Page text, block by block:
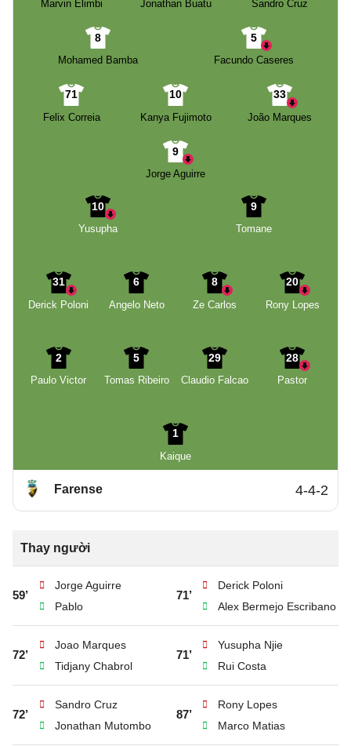
Marvin Elimbi Jonathan Buatu Sandro Cruz
8
Mohamed Bamba
5
Facundo Caseres
71
Felix Correia
10
Kanya Fujimoto
33
João Marques
9
Jorge Aguirre
10
Yusupha
9
Tomane
31
Derick Poloni
6
Angelo Neto
8
Ze Carlos
20
Rony Lopes
2
Paulo Victor
5
Tomas Ribeiro
29
Claudio Falcao
28
Pastor
1
Kaique
Farense 4-4-2
Thay người
59’
Jorge Aguirre
Pablo
71’
Derick Poloni
Alex Bermejo Escribano
72’
Joao Marques
Tidjany Chabrol
71’
Yusupha Njie
Rui Costa
72’
Sandro Cruz
Jonathan Mutombo
87’
Rony Lopes
Marco Matias